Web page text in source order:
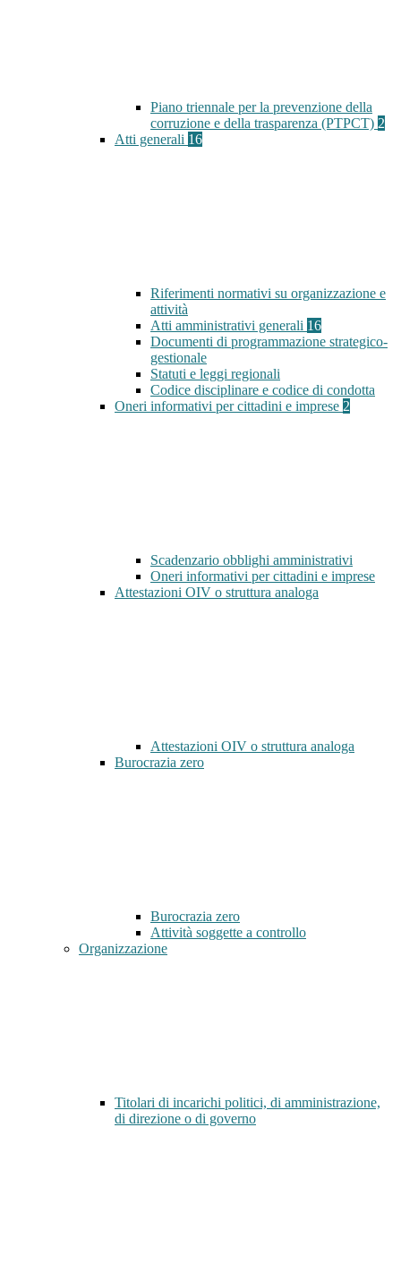
Piano triennale per la prevenzione della
corruzione e della trasparenza (PTPCT) 2
Atti generali 16
Riferimenti normativi su organizzazione e
attività
Atti amministrativi generali 16
Documenti di programmazione strategico-
gestionale
Statuti e leggi regionali
Codice disciplinare e codice di condotta
Oneri informativi per cittadini e imprese 2
Scadenzario obblighi amministrativi
Oneri informativi per cittadini e imprese
Attestazioni OIV o struttura analoga
Attestazioni OIV o struttura analoga
Burocrazia zero
Burocrazia zero
Attività soggette a controllo
Organizzazione
Titolari di incarichi politici, di amministrazione,
di direzione o di governo